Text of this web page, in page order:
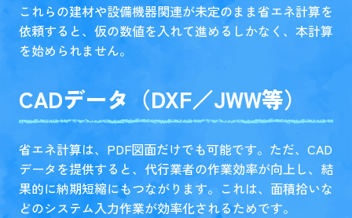
これらの建材や設備機器関連が未定のまま省エネ計算を
依頼すると、仮の数値を入れて進めるしかなく、本計算
を始められません。
CADデータ（DXF／JWW等）
省エネ計算は、PDF図面だけでも可能です。ただ、CAD
データを提供すると、代行業者の作業効率が向上し、結
果的に納期短縮にもつながります。これは、面積拾いな
どのシステム入力作業が効率化されるためです。